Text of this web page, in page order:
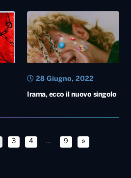
Irama, ecco il nuovo singolo
28 Giugno, 2022
3 4 … 9 »